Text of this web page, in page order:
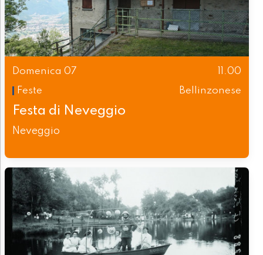
Domenica 07
11.00
Feste
Bellinzonese
Festa di Neveggio
Neveggio